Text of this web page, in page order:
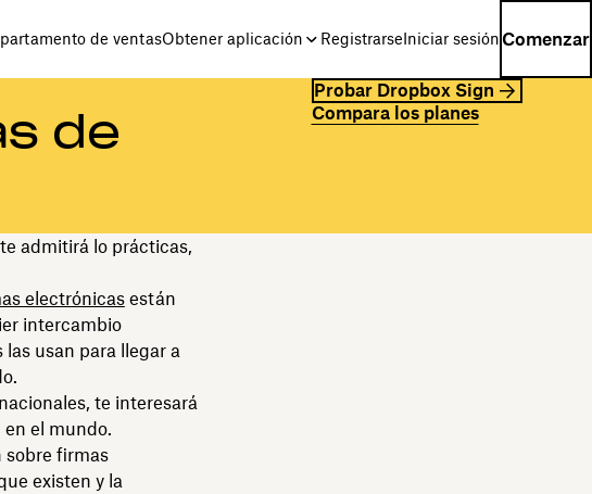
de ventasObtener aplicación RegistrarseIniciar sesión Comenzar
de
Probar Dropbox Sign
Compara los planes
admitirá lo prácticas,
electrónicasestán
intercambio
usan para llegar a
te interesará
el mundo.
sobre firmas
existen y la